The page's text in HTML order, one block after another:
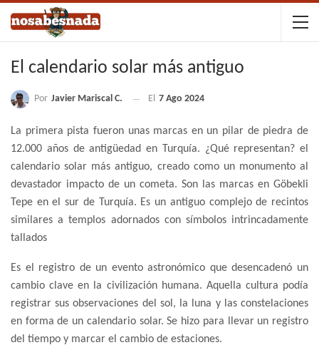
El calendario solar más antiguo
Por Javier Mariscal C. El 7 Ago 2024
La primera pista fueron unas marcas en un pilar de piedra de
12.000 años de antigüedad en Turquía. ¿Qué representan? el
calendario solar más antiguo, creado como un monumento al
devastador impacto de un cometa. Son las marcas en Göbekli
Tepe en el sur de Turquía. Es un antiguo complejo de recintos
similares a templos adornados con símbolos intrincadamente
tallados
Es el registro de un evento astronómico que desencadenó un
cambio clave en la civilización humana. Aquella cultura podía
registrar sus observaciones del sol, la luna y las constelaciones
en forma de un calendario solar. Se hizo para llevar un registro
del tiempo y marcar el cambio de estaciones.